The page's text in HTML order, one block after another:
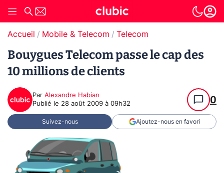
Accueil Mobile & Telecom Telecom
Bouygues Telecom passe le cap des
10 millions de clients
Par Alexandre Habian
Publié le 28 août 2009 à 09h32 0
Suivez-nous Ajoutez-nous en favori